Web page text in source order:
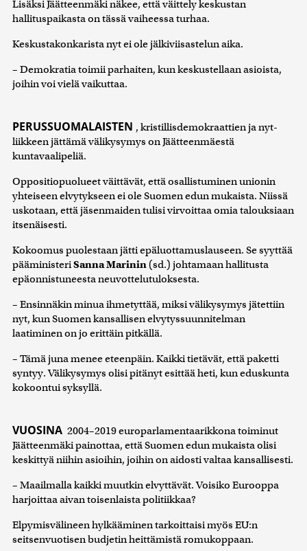
Lisäksi Jäätteenmäki näkee, että väittely keskustan
hallituspaikasta on tässä vaiheessa turhaa.
Keskustakonkarista nyt ei ole jälkiviisastelun aika.
– Demokratia toimii parhaiten, kun keskustellaan asioista,
joihin voi vielä vaikuttaa.
PERUSSUOMALAISTEN , kristillisdemokraattien ja nyt-
liikkeen jättämä välikysymys on Jäätteenmäestä
kuntavaalipeliä.
Oppositiopuolueet väittävät, että osallistuminen unionin
yhteiseen elvytykseen ei ole Suomen edun mukaista. Niissä
uskotaan, että jäsenmaiden tulisi virvoittaa omia talouksiaan
itsenäisesti.
Kokoomus puolestaan jätti epäluottamuslauseen. Se syyttää
pääministeriSanna Marinin (sd.) johtamaan hallitusta
epäonnistuneesta neuvottelutuloksesta.
– Ensinnäkin minua ihmetyttää, miksi välikysymys jätettiin
nyt, kun Suomen kansallisen elvytyssuunnitelman
laatiminen on jo erittäin pitkällä.
– Tämä juna menee eteenpäin. Kaikki tietävät, että paketti
syntyy. Välikysymys olisi pitänyt esittää heti, kun eduskunta
kokoontui syksyllä.
VUOSINA 2004–2019 europarlamentaarikkona toiminut
Jäätteenmäki painottaa, että Suomen edun mukaista olisi
keskittyä niihin asioihin, joihin on aidosti valtaa kansallisesti.
– Maailmalla kaikki muutkin elvyttävät. Voisiko Eurooppa
harjoittaa aivan toisenlaista politiikkaa?
Elpymisvälineen hylkääminen tarkoittaisi myös EU:n
seitsenvuotisen budjetin heittämistä romukoppaan.